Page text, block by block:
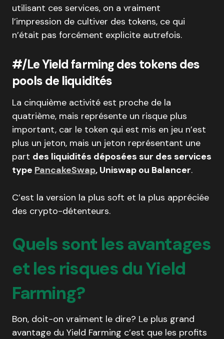
utilisant ces services, on a vraiment
l’impression de cultiver des tokens, ce qui
n’était pas forcément explicite autrefois.
#/Le Yield farming des tokens des
pools de liquidités
La cinquième activité est proche de la
quatrième, mais représente un risque plus
important, car le token qui est mis en jeu n’est
plus un jeton, mais un jeton représentant une
part des liquidités déposées sur des services
type PancakeSwap, Uniswap ou Balancer.
C’est la version la plus soft et la plus appréciée
des crypto-détenteurs.
Quels sont les avantages
et les risques du Yield
Farming?
Bon, doit-on vraiment le dire? Le plus grand
avantage du Yield Farming c’est que les profits